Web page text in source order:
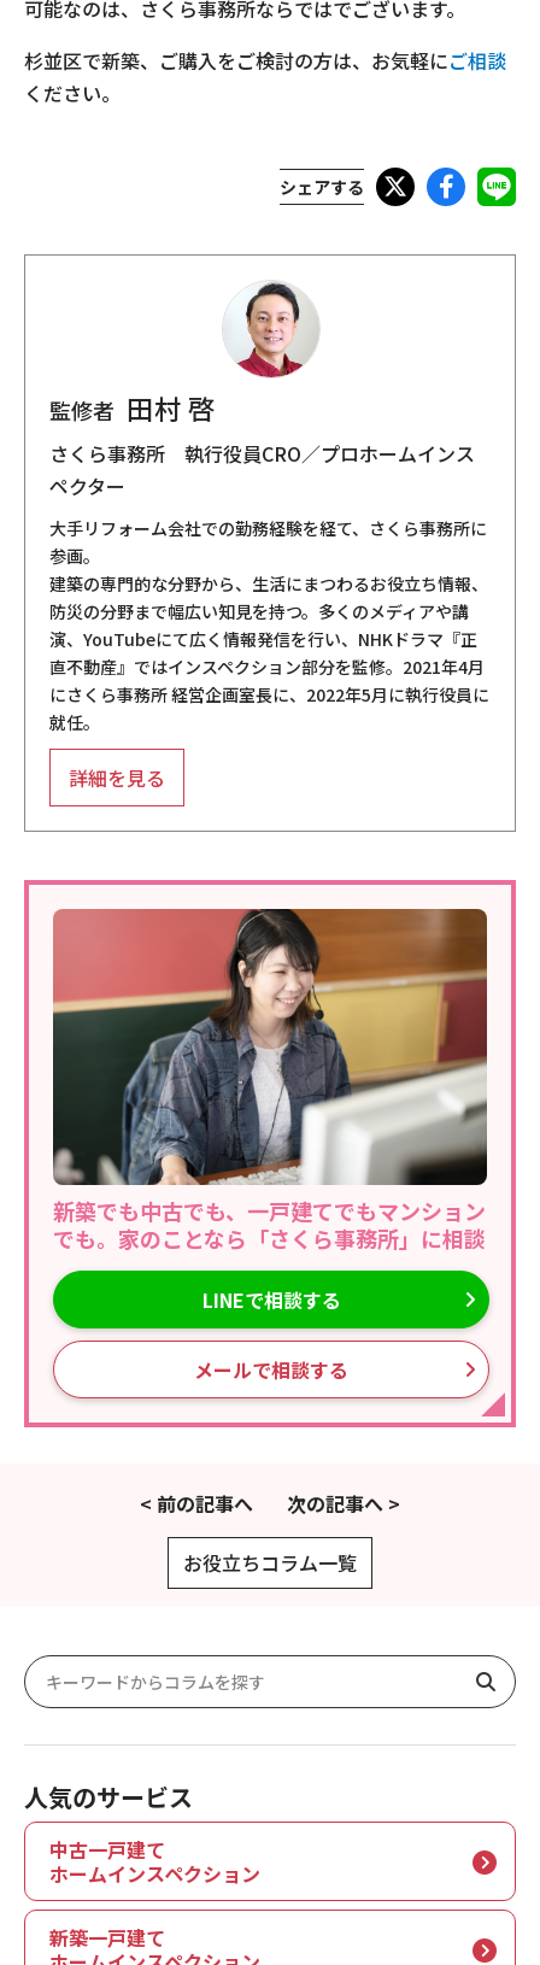
可能なのは、さくら事務所ならではでございます。
杉並区で新築、ご購入をご検討の方は、お気軽にご相談
ください。
シェアする
監修者 田村 啓
さくら事務所 執行役員CRO／プロホームインス
ペクター
大手リフォーム会社での勤務経験を経て、さくら事務所に
参画。
建築の専門的な分野から、生活にまつわるお役立ち情報、
防災の分野まで幅広い知見を持つ。多くのメディアや講
演、YouTubeにて広く情報発信を行い、NHKドラマ『正
直不動産』ではインスペクション部分を監修。2021年4月
にさくら事務所 経営企画室長に、2022年5月に執行役員に
就任。
詳細を見る
新築でも中古でも、一戸建てでもマンション
でも。家のことなら「さくら事務所」に相談
LINEで相談する
メールで相談する
< 前の記事へ 次の記事へ >
お役立ちコラム一覧
人気のサービス
中古一戸建て
ホームインスペクション
新築一戸建て